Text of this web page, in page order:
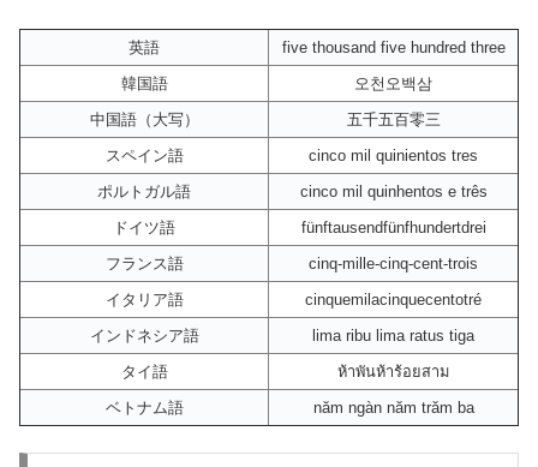
英語
five thousand five hundred three
韓国語
오천오백삼
中国語（大写）
五千五百零三
スペイン語
cinco mil quinientos tres
ポルトガル語
cinco mil quinhentos e três
ドイツ語
fünftausendfünfhundertdrei
フランス語
cinq-mille-cinq-cent-trois
イタリア語
cinquemilacinquecentotré
インドネシア語
lima ribu lima ratus tiga
タイ語
ห้าพันห้าร้อยสาม
ベトナム語
năm ngàn năm trăm ba